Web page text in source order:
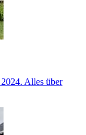
Alles über